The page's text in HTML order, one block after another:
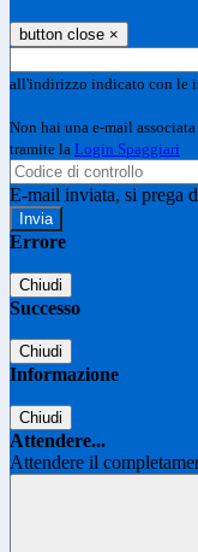
button close ×
all'indirizzo indicato con le
Non hai una e-mail
tramite la Login Spaggiari
E-mail inviata, si prega
Errore
Chiudi
Successo
Chiudi
Informazione
Chiudi
Attendere...
Attendere il